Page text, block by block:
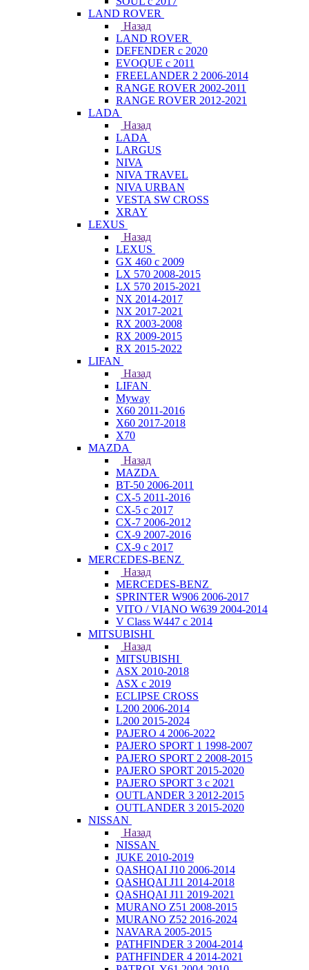
LAND ROVER
Назад
LAND ROVER
DEFENDER с 2020
EVOQUE с 2011
FREELANDER 2 2006-2014
RANGE ROVER 2002-2011
RANGE ROVER 2012-2021
LADA
Назад
LADA
LARGUS
NIVA
NIVA TRAVEL
NIVA URBAN
VESTA SW CROSS
XRAY
LEXUS
Назад
LEXUS
GX 460 с 2009
LX 570 2008-2015
LX 570 2015-2021
NX 2014-2017
NX 2017-2021
RX 2003-2008
RX 2009-2015
RX 2015-2022
LIFAN
Назад
LIFAN
Myway
X60 2011-2016
X60 2017-2018
X70
MAZDA
Назад
MAZDA
BT-50 2006-2011
CX-5 2011-2016
CX-5 с 2017
CX-7 2006-2012
CX-9 2007-2016
CX-9 с 2017
MERCEDES-BENZ
Назад
MERCEDES-BENZ
SPRINTER W906 2006-2017
VITO / VIANO W639 2004-2014
V Class W447 с 2014
MITSUBISHI
Назад
MITSUBISHI
ASX 2010-2018
ASX с 2019
ECLIPSE CROSS
L200 2006-2014
L200 2015-2024
PAJERO 4 2006-2022
PAJERO SPORT 1 1998-2007
PAJERO SPORT 2 2008-2015
PAJERO SPORT 2015-2020
PAJERO SPORT 3 с 2021
OUTLANDER 3 2012-2015
OUTLANDER 3 2015-2020
NISSAN
Назад
NISSAN
JUKE 2010-2019
QASHQAI J10 2006-2014
QASHQAI J11 2014-2018
QASHQAI J11 2019-2021
MURANO Z51 2008-2015
MURANO Z52 2016-2024
NAVARA 2005-2015
PATHFINDER 3 2004-2014
PATHFINDER 4 2014-2021